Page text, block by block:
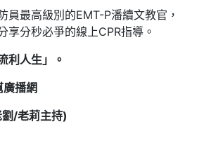
員最高級別的EMT-P潘續文教官，
享分秒必爭的線上CPR指導。
利人生」。
播網
劉/老莉主持)